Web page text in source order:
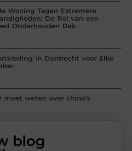
Woning Tegen Extremere
De Rol van een
Onderhouden Dak
in Dordrecht voor Elke
moet weten over chino's
blog